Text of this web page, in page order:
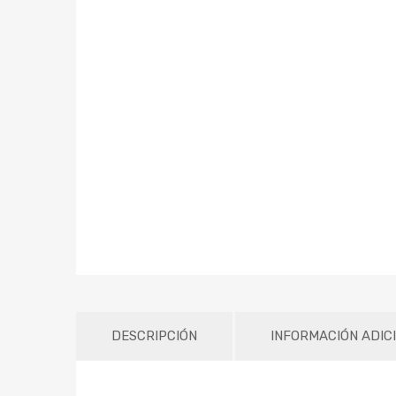
DESCRIPCIÓN INFORMACIÓN